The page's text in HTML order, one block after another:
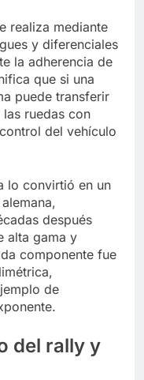
realiza mediante
y diferenciales
la adherencia de
que si una
puede transferir
las ruedas con
del vehículo
lo convirtió en un
después
alta gama y
componente fue
de
del rally y